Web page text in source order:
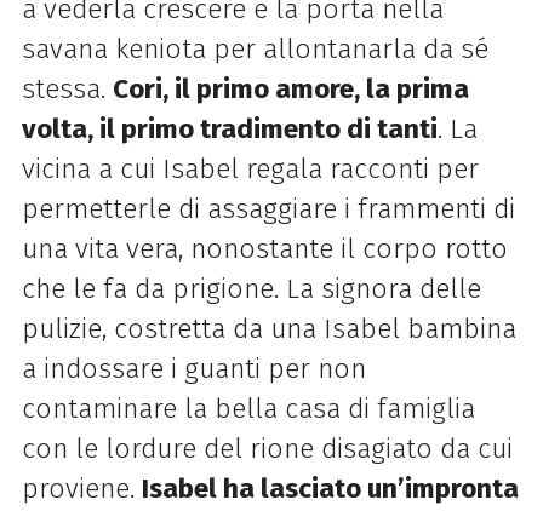
a vederla crescere e la porta nella
savana keniota per allontanarla da sé
stessa. Cori, il primo amore, la prima
volta, il primo tradimento di tanti. La
vicina a cui Isabel regala racconti per
permetterle di assaggiare i frammenti di
una vita vera, nonostante il corpo rotto
che le fa da prigione. La signora delle
pulizie, costretta da una Isabel bambina
a indossare i guanti per non
contaminare la bella casa di famiglia
con le lordure del rione disagiato da cui
proviene. Isabel ha lasciato un’impronta